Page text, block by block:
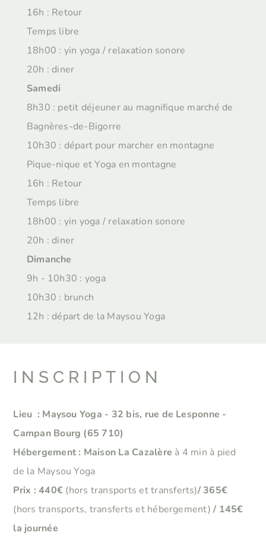
16h : Retour
Temps libre
18h00 : yin yoga / relaxation sonore
20h : diner
Samedi
8h30 : petit déjeuner au magnifique marché de
Bagnères-de-Bigorre
10h30 : départ pour marcher en montagne
Pique-nique et Yoga en montagne
16h : Retour
Temps libre
18h00 : yin yoga / relaxation sonore
20h : diner
Dimanche
9h - 10h30 : yoga
10h30 : brunch
12h : départ de la Maysou Yoga
INSCRIPTION
Lieu : Maysou Yoga - 32 bis, rue de Lesponne -
Campan Bourg (65 710)
Hébergement : Maison La Cazalère à 4 min à pied
de la Maysou Yoga
Prix : 440€ (hors transports et transferts)/ 365€
(hors transports, transferts et hébergement) / 145€
la journée